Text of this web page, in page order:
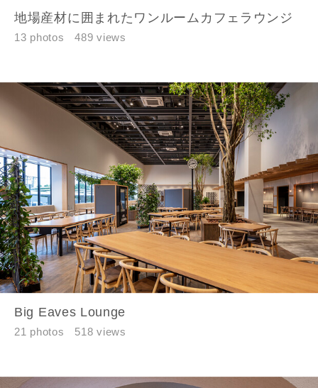
地場産材に囲まれたワンルームカフェラウンジ
13 photos 489 views
Big Eaves Lounge
21 photos 518 views
資料請求にあたっての注意事項
当社は，当社のプライバシーポリシー
に則って，いただい
た情報を利用します。
当社はお客様からいただいた個人情報を，お客様が指定され
た専門家へ提供すること、または当社サービスのご案内のた
めに利用します。
当社は、本サービス又は利用契約に関し，お客様に発生した
損害について、債務不履行責任、不法行為責任、その他の法
律上の請求原因の如何を問わず賠償の責任を負わないものと
します。
当社は、お客様が本サービスを利用することにより第三者と
の間で生じた紛争等について一切責任を負わないものとしま
す。